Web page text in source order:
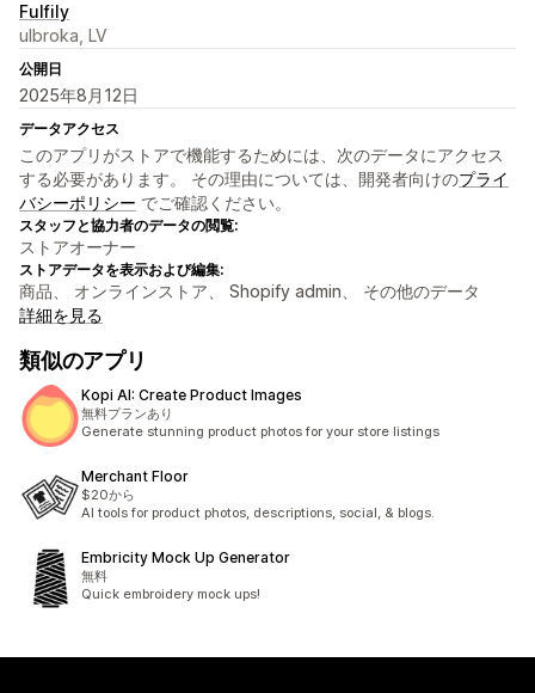
Fulfily
ulbroka, LV
公開日
2025年8月12日
データアクセス
このアプリがストアで機能するためには、次のデータにアクセス
する必要があります。 その理由については、開発者向けのプライ
バシーポリシー でご確認ください。
スタッフと協力者のデータの閲覧:
ストアオーナー
ストアデータを表示および編集:
商品、 オンラインストア、 Shopify admin、 その他のデータ
詳細を見る
類似のアプリ
Kopi AI: Create Product Images
無料プランあり
Generate stunning product photos for your store listings
Merchant Floor
$20から
AI tools for product photos, descriptions, social, & blogs.
Embricity Mock Up Generator
無料
Quick embroidery mock ups!